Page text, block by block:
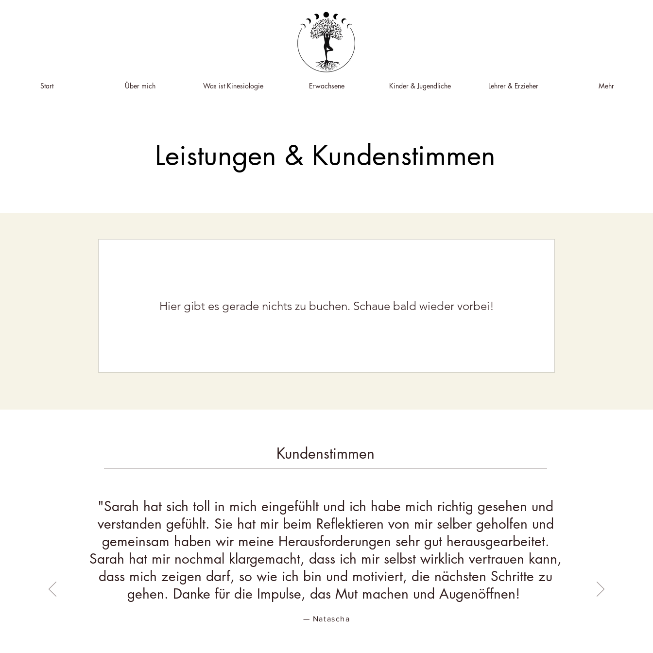
Start Über mich Was ist Kinesiologie Erwachsene Kinder & Jugendliche Lehrer & Erzieher Mehr
Leistungen & Kundenstimmen
Hier gibt es gerade nichts zu buchen. Schaue bald wieder vorbei!
Kundenstimmen
"Sarah hat sich toll in mich eingefühlt und ich habe mich richtig gesehen und
verstanden gefühlt. Sie hat mir beim Reflektieren von mir selber geholfen und
gemeinsam haben wir meine Herausforderungen sehr gut herausgearbeitet.
Sarah hat mir nochmal klargemacht, dass ich mir selbst wirklich vertrauen kann,
dass mich zeigen darf, so wie ich bin und motiviert, die nächsten Schritte zu
gehen. Danke für die Impulse, das Mut machen und Augenöffnen!
— Natascha